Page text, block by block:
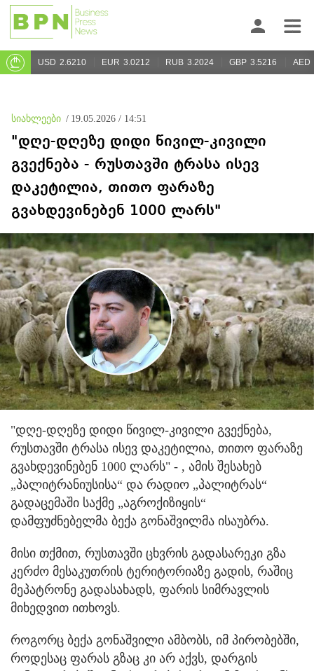
USD 2.6210 EUR 3.0212 RUB 3.2024 GBP 3.5216 AED
სიახლეები / 19.05.2026 / 14:51
"დღე-დღეზე დიდი წივილ-კივილი
გვექნება - რუსთავში ტრასა ისევ
დაკეტილია, თითო ფარაზე
გვახდევინებენ 1000 ლარს"
"დღე-დღეზე დიდი წივილ-კივილი გვექნება,
რუსთავში ტრასა ისევ დაკეტილია, თითო ფარაზე
გვახდევინებენ 1000 ლარს" - , ამის შესახებ
„პალიტრანიუსისა“ და რადიო „პალიტრას“
გადაცემაში საქმე „აგროქიზიყის“
დამფუძნებელმა ბექა გონაშვილმა ისაუბრა.
მისი თქმით, რუსთავში ცხვრის გადასარეკი გზა
კერძო მესაკუთრის ტერიტორიაზე გადის, რაშიც
მეპატრონე გადასახადს, ფარის სიმრავლის
მიხედვით ითხოვს.
როგორც ბექა გონაშვილი ამბობს, იმ პირობებში,
როდესაც ფარას გზაც კი არ აქვს, დარგის